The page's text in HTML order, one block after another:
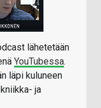
lähetetään
YouTubessa.
läpi kuluneen
ja